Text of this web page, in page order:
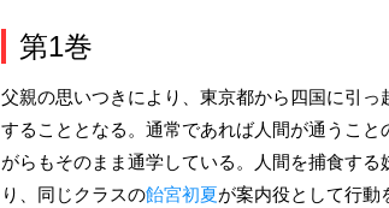
第1巻
父親の思いつきにより、東京都から四国に引っ
することとなる。通常であれば人間が通うこ
がらもそのまま通学している。人間を捕食す
り、同じクラスの飴宮初夏が案内役として行動